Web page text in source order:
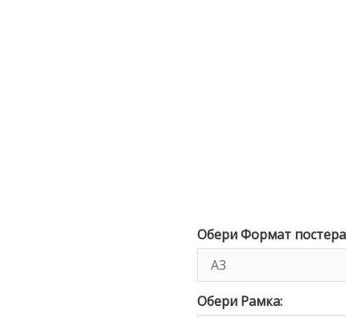
Обери Формат
Обери Рамка: